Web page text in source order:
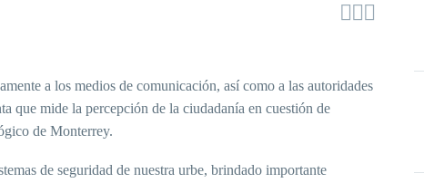

a los medios de comunicación, así como a las autoridades
que mide la percepción de la ciudadanía en cuestión de
de Monterrey.
de seguridad de nuestra urbe, brindado importante